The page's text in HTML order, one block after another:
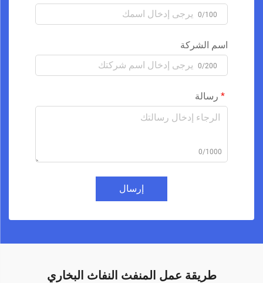
0/100
اسم الشركة
0/200
رسالة
0/1000
إرسال
طريقة عمل المنفث النفاث البخاري